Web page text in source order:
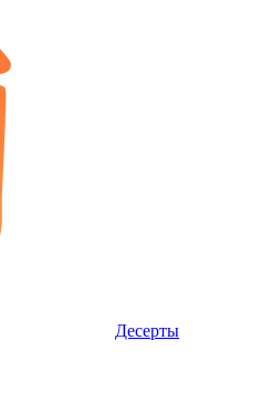
Десерты